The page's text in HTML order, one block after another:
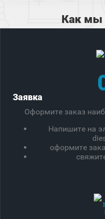
Как мы
Заявка
Оформите заказ
Напишите на
оформите